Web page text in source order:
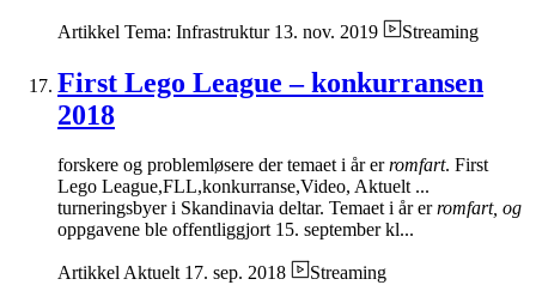
Artikkel Tema: Infrastruktur 13. nov. 2019 Streaming
First Lego League – konkurransen
2018
forskere og problemløsere der temaet i år erromfart. First
Lego League,FLL,konkurranse,Video, Aktuelt ...
turneringsbyer i Skandinavia deltar. Temaet i år erromfart, og
oppgavene ble offentliggjort 15. september kl...
ArtikkelAktuelt 17. sep. 2018 Streaming